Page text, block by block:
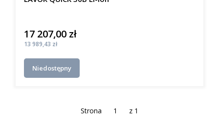
Cena
17 207,00 zł
Cena
13 989,43 zł
Niedostępny
Strona z 1